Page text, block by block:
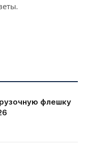
флешку